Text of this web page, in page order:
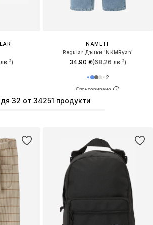
NAME IT
Regular Дънки 'NKMRyan'
34,90 €(68,26 лв.³)
+2
32 от 34251 продукти